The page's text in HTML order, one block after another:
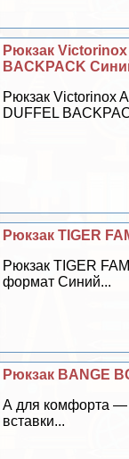
Рюкзак
BACKPACK
Рюкзак Victorinox
DUFFEL
Рюкзак TIGER
Рюкзак TIGER
формат Синий...
Рюкзак BANGE
А для комфорта
вставки...